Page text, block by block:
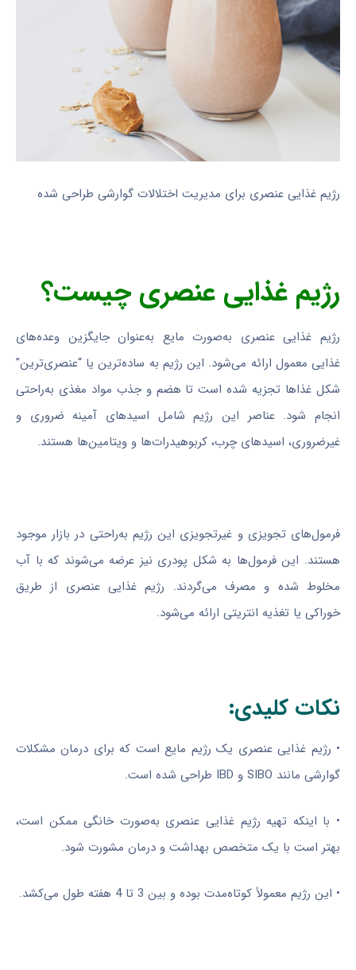
رژیم غذایی عنصری برای مدیریت اختلالات گوارشی طراحی شده
رژیم غذایی عنصری چیست؟
رژیم غذایی عنصری به‌صورت مایع به‌عنوان جایگزین وعده‌های
غذایی معمول ارائه می‌شود. این رژیم به ساده‌ترین یا “عنصری‌ترین”
شکل غذاها تجزیه شده است تا هضم و جذب مواد مغذی به‌راحتی
انجام شود. عناصر این رژیم شامل اسیدهای آمینه ضروری و
غیرضروری، اسیدهای چرب، کربوهیدرات‌ها و ویتامین‌ها هستند.
فرمول‌های تجویزی و غیرتجویزی این رژیم به‌راحتی در بازار موجود
هستند. این فرمول‌ها به شکل پودری نیز عرضه می‌شوند که با آب
مخلوط شده و مصرف می‌گردند. رژیم غذایی عنصری از طریق
خوراکی یا تغذیه انتریتی ارائه می‌شود.
نکات کلیدی:
• رژیم غذایی عنصری یک رژیم مایع است که برای درمان مشکلات
گوارشی مانند SIBO و IBD طراحی شده است.
• با اینکه تهیه رژیم غذایی عنصری به‌صورت خانگی ممکن است،
بهتر است با یک متخصص بهداشت و درمان مشورت شود.
• این رژیم معمولاً کوتاه‌مدت بوده و بین 3 تا 4 هفته طول می‌کشد.